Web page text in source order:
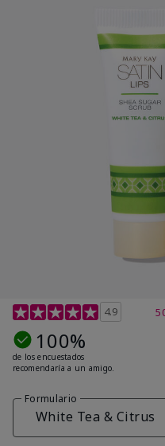
Calificación de clientes
4.9
100%
de los encuestados
recomendaría a un amigo.
Formulario
White Tea & Citrus